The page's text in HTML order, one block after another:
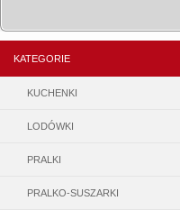
KATEGORIE
KUCHENKI
LODÓWKI
PRALKI
PRALKO-SUSZARKI